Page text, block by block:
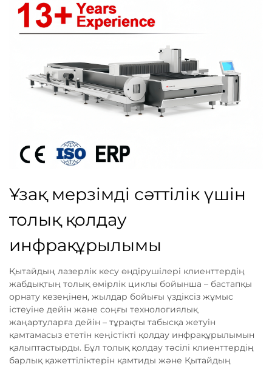
Ұзақ мерзімді сәттілік үшін
толық қолдау
инфрақұрылымы
Қытайдың лазерлік кесу өндірушілері клиенттердің
жабдықтың толық өмірлік циклы бойынша – бастапқы
орнату кезеңінен, жылдар бойығы үздіксіз жұмыс
істеуіне дейін және соңғы технологиялық
жаңартуларға дейін – тұрақты табысқа жетуін
қамтамасыз ететін кеңістікті қолдау инфрақұрылымын
қалыптастырды. Бұл толық қолдау тәсілі клиенттердің
барлық қажеттіліктерін қамтиды және Қытайдың